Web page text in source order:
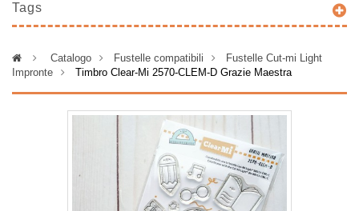
Tags
> Catalogo > Fustelle compatibili >
Fustelle Cut-mi Light
Impronte
> Timbro Clear-Mi 2570-CLEM-D Grazie Maestra